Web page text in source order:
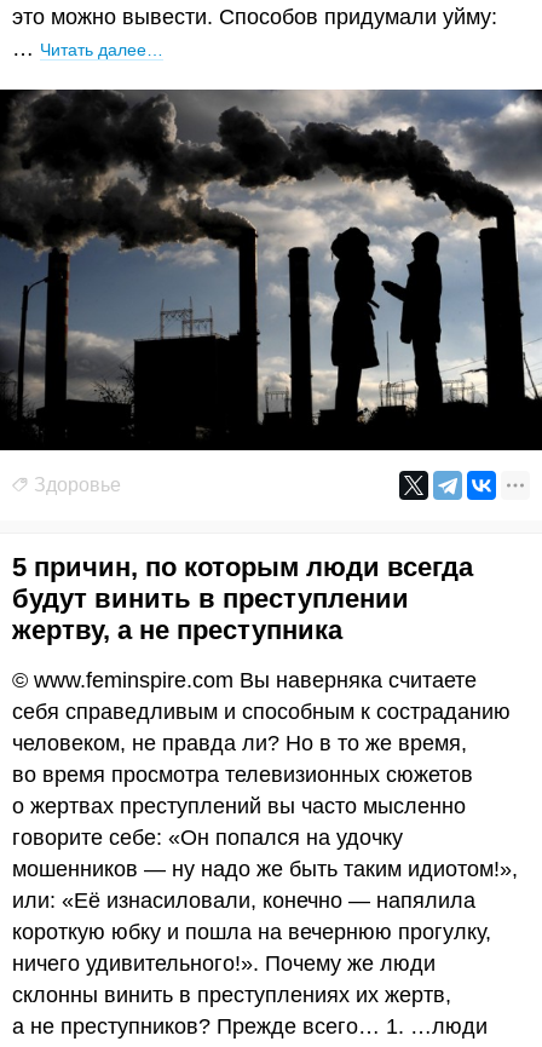
это можно вывести. Способов придумали уйму:
… Читать далее…
Здоровье
5 причин, по которым люди всегда
будут винить в преступлении
жертву, а не преступника
© www.feminspire.com Вы наверняка считаете
себя справедливым и способным к состраданию
человеком, не правда ли? Но в то же время,
во время просмотра телевизионных сюжетов
о жертвах преступлений вы часто мысленно
говорите себе: «Он попался на удочку
мошенников — ну надо же быть таким идиотом!»,
или: «Её изнасиловали, конечно — напялила
короткую юбку и пошла на вечернюю прогулку,
ничего удивительного!». Почему же люди
склонны винить в преступлениях их жертв,
а не преступников? Прежде всего… 1. …люди